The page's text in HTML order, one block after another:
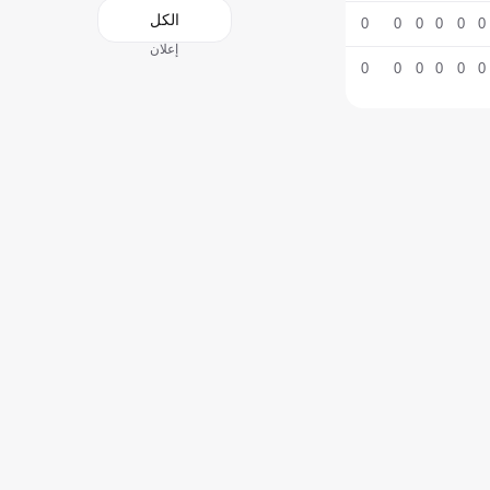
0
0
0
0
0
0
0
0
0
0
0
0
الكل
إعلان